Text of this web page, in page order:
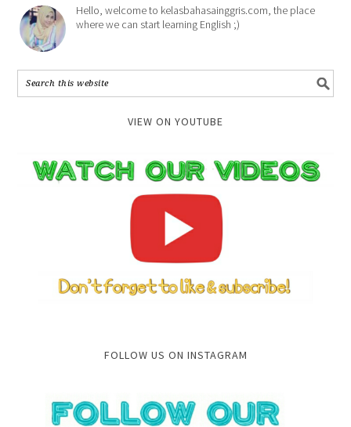
Hello, welcome to kelasbahasainggris.com, the place
where we can start learning English ;)
VIEW ON YOUTUBE
FOLLOW US ON INSTAGRAM